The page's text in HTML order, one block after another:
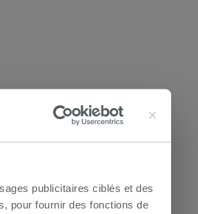
publicitaires ciblés et des
pour fournir des fonctions de